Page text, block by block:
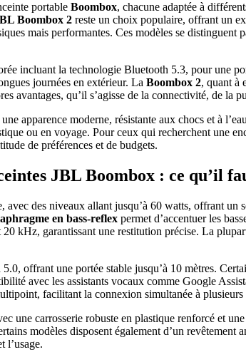
portable Boombox, chacune adaptée à
Boombox 2 reste un choix populaire, offrant un
mais performantes. Ces modèles se
incluant la technologie Bluetooth 5.3, pour une
journées en extérieur. La Boombox 2, quant à
avantages, qu’il s’agisse de la connectivité, de la
apparence moderne, résistante aux chocs et à
ou en voyage. Pour ceux qui recherchent une
de préférences et de budgets.
JBL Boombox : ce qu’il
avec des niveaux allant jusqu’à 60 watts, offrant
en bass-reflex permet d’accentuer les
kHz, garantissant une restitution précise. La
offrant une portée stable jusqu’à 10 mètres.
avec les assistants vocaux comme Google
facilitant la connexion simultanée à plusieurs
une carrosserie robuste en plastique renforcé et
modèles disposent également d’un
l’usage.